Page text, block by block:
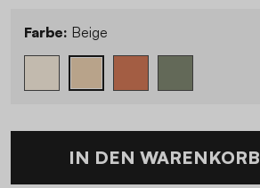
Farbe: Beige
IN DEN WARENKORB